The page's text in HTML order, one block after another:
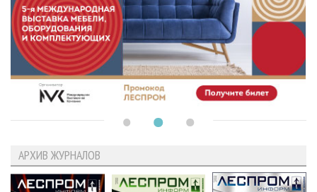
АРХИВ ЖУРНАЛОВ